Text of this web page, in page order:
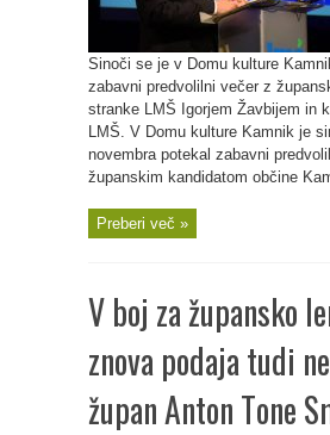
Sinoči se je v Domu kulture
zabavni predvolilni večer z
stranke LMŠ Igorjem Žavbijem in
LMŠ. V Domu kulture Kamnik je
novembra potekal zabavni
županskim kandidatom občine
Preberi več »
V boj za župansko
znova podaja tudi
župan Anton Tone